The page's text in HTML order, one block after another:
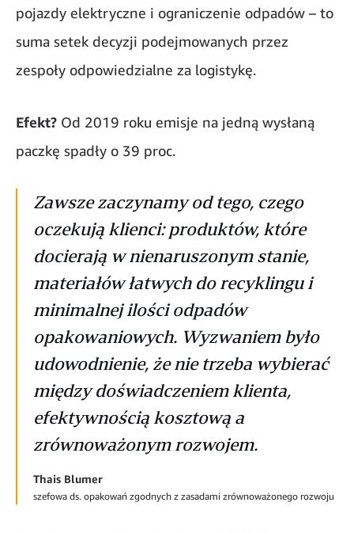
pojazdy elektryczne i ograniczenie odpadów – to
suma setek decyzji podejmowanych przez
zespoły odpowiedzialne za logistykę.
Efekt? Od 2019 roku emisje na jedną wysłaną
paczkę spadły o 39 proc.
Zawsze zaczynamy od tego, czego
oczekują klienci: produktów, które
docierają w nienaruszonym stanie,
materiałów łatwych do recyklingu i
minimalnej ilości odpadów
opakowaniowych. Wyzwaniem było
udowodnienie, że nie trzeba wybierać
między doświadczeniem klienta,
efektywnością kosztową a
zrównoważonym rozwojem.
Thais Blumer
szefowa ds. opakowań zgodnych z zasadami zrównoważonego rozwoju